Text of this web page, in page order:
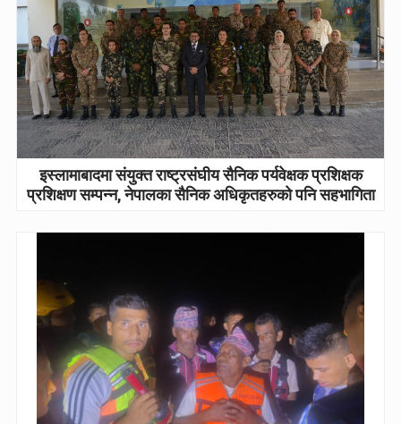
इस्लामाबादमा संयुक्त राष्ट्रसंघीय सैनिक पर्यवेक्षक प्रशिक्षक
प्रशिक्षण सम्पन्न, नेपालका सैनिक अधिकृतहरुको पनि सहभागिता